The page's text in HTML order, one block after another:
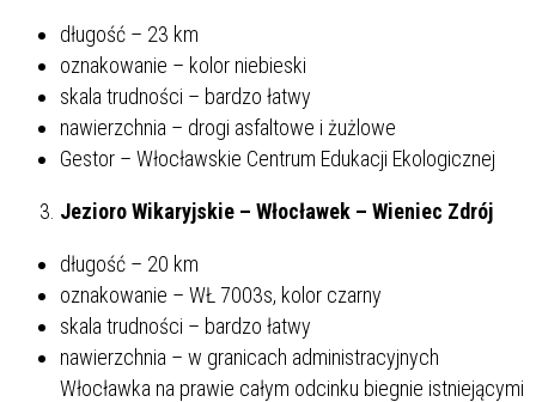
długość – 23 km
oznakowanie – kolor niebieski
skala trudności – bardzo łatwy
nawierzchnia – drogi asfaltowe i żużlowe
Gestor – Włocławskie Centrum Edukacji Ekologicznej
Jezioro Wikaryjskie – Włocławek – Wieniec Zdrój
długość – 20 km
oznakowanie – WŁ 7003s, kolor czarny
skala trudności – bardzo łatwy
nawierzchnia – w granicach administracyjnych
Włocławka na prawie całym odcinku biegnie istniejącymi